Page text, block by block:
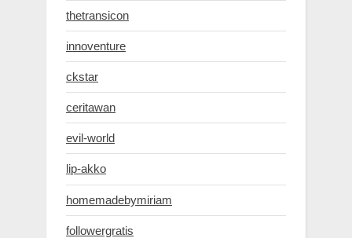
thetransicon
innoventure
ckstar
ceritawan
evil-world
lip-akko
homemadebymiriam
followergratis